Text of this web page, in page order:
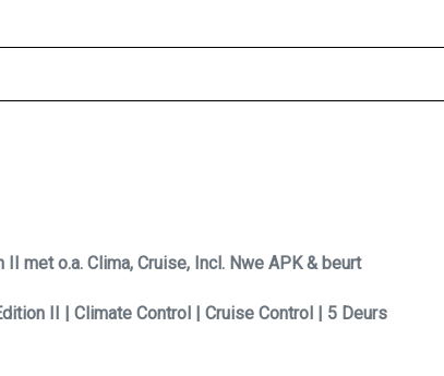
met o.a. Clima, Cruise, Incl. Nwe APK & beurt
II | Climate Control | Cruise Control | 5 Deurs